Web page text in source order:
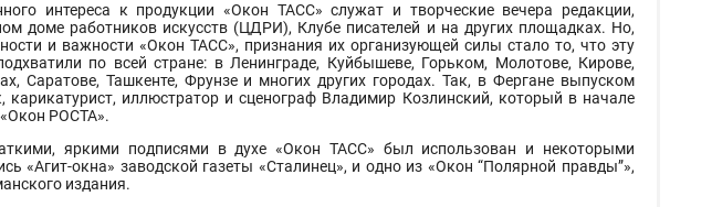
интереса к продукции «Окон ТАСС» служат и творческие вечера редакции,
доме работников искусств (ЦДРИ), Клубе писателей и на других площадках. Но,
и важности «Окон ТАСС», признания их организующей силы стало то, что эту
по всей стране: в Ленинграде, Куйбышеве, Горьком, Молотове, Кирове,
Саратове, Ташкенте, Фрунзе и многих других городах. Так, в Фергане выпуском
иллюстратор и сценограф Владимир Козлинский, который в начале
«Окон РОСТА».
яркими подписями в духе «Окон ТАСС» был использован и некоторыми
«Агит-окна» заводской газеты «Сталинец», и одно из «Окон “Полярной правды”»,
издания.